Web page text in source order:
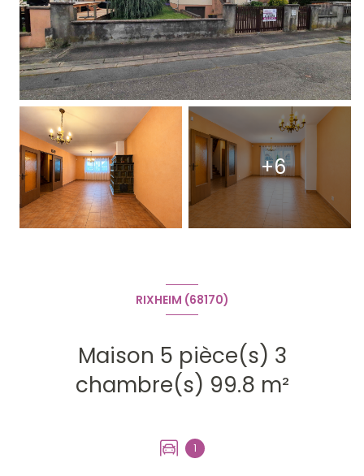
+6
RIXHEIM (68170)
Maison 5 pièce(s) 3
chambre(s) 99.8 m²
1